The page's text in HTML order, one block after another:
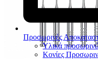
Προσωρινές
Υλικά
Κονίες